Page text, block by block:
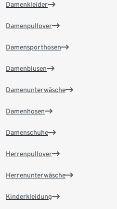
Damenkleider
Damenpullover
Damensporthosen
Damenblusen
Damenunterwäsche
Damenhosen
Damenschuhe
Herrenpullover
Herrenunterwäsche
Kinderkleidung